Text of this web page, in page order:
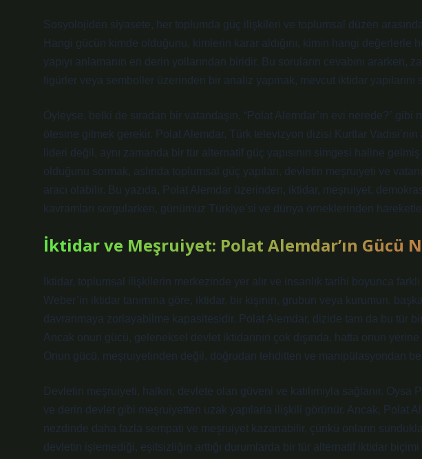
Sosyolojiden siyasete, her toplumda güç ilişkileri ve toplumsal düzen
Hangi gücün kimde olduğunu, kimlerin karar aldığını, kimin hangi değerlerle
yapıyı anlamanın en derin yollarından biridir. Bu soruların cevabını ararken,
figürler veya semboller üzerinden bir analiz yapmak, mevcut iktidar yapılarını
Öyleyse, belki de sıradan bir vatandaşın, “Polat Alemdar’ın evi nerede?”
ötesine gitmek gerekir. Polat Alemdar, Türk televizyon dizisi Kurtlar
lideri değil, aynı zamanda bir tür alternatif güç yapısının simgesi haline
olduğunu sormak, aslında toplumsal güç yapıları, devletin meşruiyeti ve
aracı olabilir. Bu yazıda, Polat Alemdar üzerinden, iktidar, meşruiyet,
kavramları sorgularken, günümüz Türkiye’si ve dünya örneklerinden
İktidar ve Meşruiyet: Polat Alemdar’ın Gücü
İktidar, toplumsal ilişkilerin merkezinde yer alır ve insanlık tarihi boyunca
Weber’in iktidar tanımına göre, iktidar, bir kişinin, grubun veya kurumun,
davranmaya zorlayabilme kapasitesidir. Polat Alemdar, dizide tam da bu tür
Ancak onun gücü, geleneksel devlet iktidarının çok dışında, hatta onun yerine
Onun gücü, meşruiyetinden değil, doğrudan tehditten ve manipülasyondan
Devletin meşruiyeti, halkın, devlete olan güveni ve katılımıyla sağlanır. Oysa
ve derin devlet gibi meşruiyetten uzak yapılarla ilişkili görünür. Ancak, Polat
nezdinde daha fazla sempati ve meşruiyet kazanabilir, çünkü onların
devletin işlemediği, eşitsizliğin arttığı durumlarda bir tür alternatif iktidar